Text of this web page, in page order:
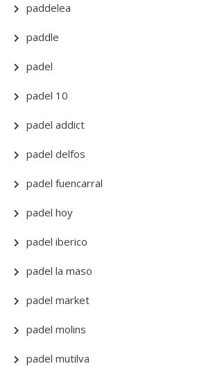
paddelea
paddle
padel
padel 10
padel addict
padel delfos
padel fuencarral
padel hoy
padel iberico
padel la maso
padel market
padel molins
padel mutilva